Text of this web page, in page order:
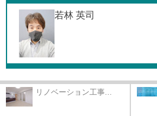
若林 英司
リノベーション工事...